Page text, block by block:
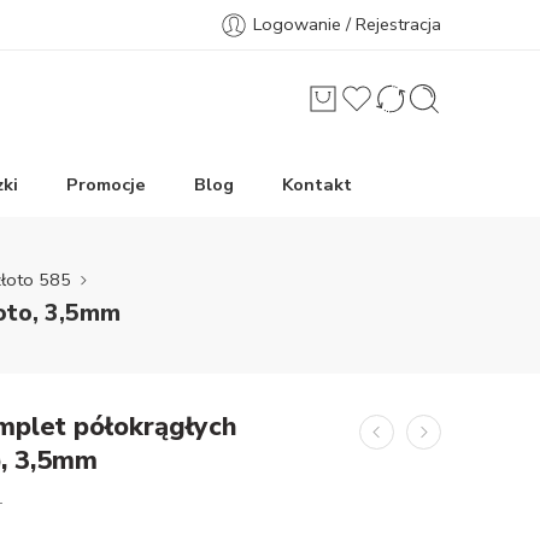
Logowanie / Rejestracja
Promocje Blog Kontakt
585
3,5mm
półokrągłych
3,5mm